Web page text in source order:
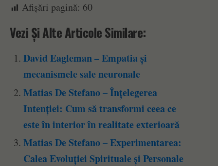
Afișări pagină: 60
Vezi Și Alte Articole Similare:
David Eagleman – Empatia și
mecanismele sale neuronale
Matias De Stefano – Înțelegerea
Intenției: Cum să transformi ceea ce
este în interior în realitate exterioară
Matias De Stefano – Experimentarea:
Calea Evoluției Spirituale și Personale